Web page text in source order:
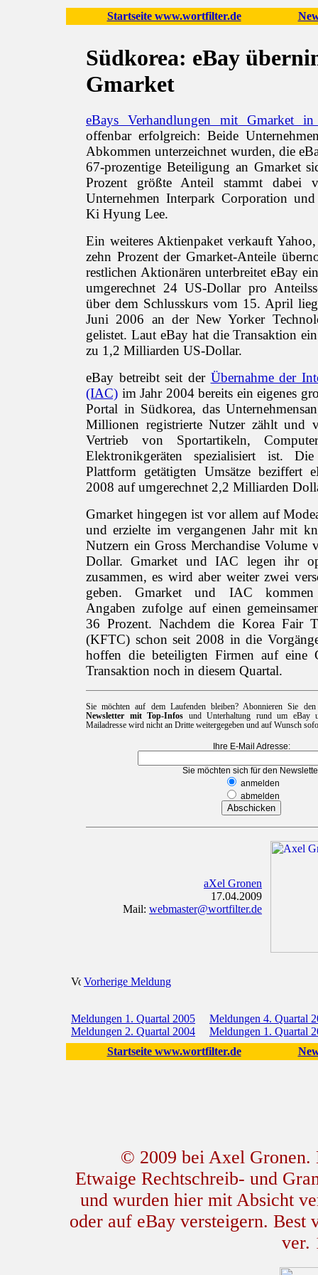
Startseite www.wortfilter.de
Südkorea: eBay
Gmarket
eBays Verhandlungen mit Gmarket in
offenbar erfolgreich: Beide
Abkommen unterzeichnet wurden, die
67-prozentige Beteiligung an Gmarket
Prozent größte Anteil stammt dabei
Unternehmen Interpark Corporation und
Ki Hyung Lee.
Ein weiteres Aktienpaket verkauft
zehn Prozent der Gmarket-Anteile
restlichen Aktionären unterbreitet eBay
umgerechnet 24 US-Dollar pro
über dem Schlusskurs vom 15. April
Juni 2006 an der New Yorker
gelistet. Laut eBay hat die Transaktion
zu 1,2 Milliarden US-Dollar.
eBay betreibt seit der Übernahme der
(IAC) im Jahr 2004 bereits ein eigenes
Portal in Südkorea, das
Millionen registrierte Nutzer zählt und
Vertrieb von Sportartikeln,
Elektronikgeräten spezialisiert ist.
Plattform getätigten Umsätze beziffert
2008 auf umgerechnet 2,2 Milliarden
Gmarket hingegen ist vor allem auf
und erzielte im vergangenen Jahr mit
Nutzern ein Gross Merchandise Volume
Dollar. Gmarket und IAC legen ihr
zusammen, es wird aber weiter zwei
geben. Gmarket und IAC kommen
Angaben zufolge auf einen
36 Prozent. Nachdem die Korea Fair
(KFTC) schon seit 2008 in die
hoffen die beteiligten Firmen auf eine
Transaktion noch in diesem Quartal.
Sie möchten auf dem Laufenden bleiben? Abonnieren Sie
Newsletter mit Top-Infos und Unterhaltung rund um eBay
Mailadresse wird nicht an Dritte weitergegeben und auf Wunsch
Ihre E-Mail Adresse:
Sie möchten sich für den
anmelden
abmelden
aXel Gronen
17.04.2009
Mail: webmaster@wortfilter.de
Vorherige Meldung
Meldungen 1. Quartal 2005
Meldungen 4. Quartal
Meldungen 2. Quartal 2004
Meldungen 1. Quartal
Startseite www.wortfilter.de
© 2009 bei Axel Gronen.
Etwaige Rechtschreib- und
und wurden hier mit Absicht
oder auf eBay versteigern. Best
ver.